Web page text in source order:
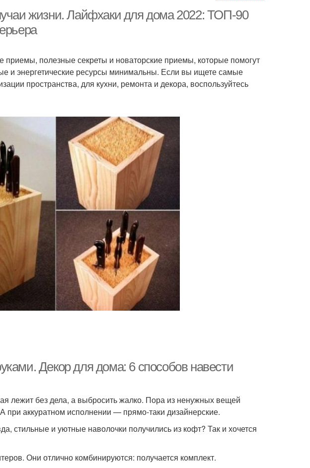
жизни. Лайфхаки для дома 2022: ТОП-90
полезные секреты и новаторские приемы, которые помогут
и энергетические ресурсы минимальны. Если вы ищете самые
пространства, для кухни, ремонта и декора, воспользуйтесь
Декор для дома: 6 способов навести
лежит без дела, а выбросить жалко. Пора из ненужных вещей
при аккуратном исполнении — прямо-таки дизайнерские.
стильные и уютные наволочки получились из кофт? Так и хочется
Они отлично комбинируются: получается комплект.